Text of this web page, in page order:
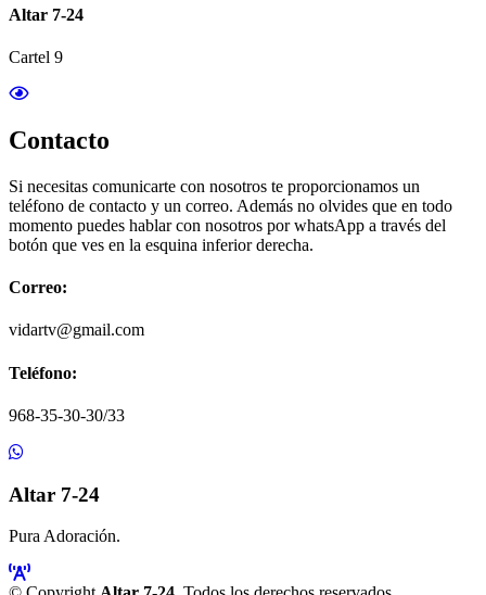
Altar 7-24
Cartel 9
Contacto
Si necesitas comunicarte con nosotros te proporcionamos un
teléfono de contacto y un correo. Además no olvides que en todo
momento puedes hablar con nosotros por whatsApp a través del
botón que ves en la esquina inferior derecha.
Correo:
vidartv@gmail.com
Teléfono:
968-35-30-30/33
Altar 7-24
Pura Adoración.